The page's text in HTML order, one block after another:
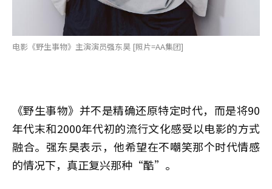
电影《野生事物》主演演员强东昊 [照片=AA集团]
《野生事物》并不是精确还原特定时代，而是将90
年代末和2000年代初的流行文化感受以电影的方式
融合。强东昊表示，他希望在不嘲笑那个时代情感
的情况下，真正复兴那种“酷”。